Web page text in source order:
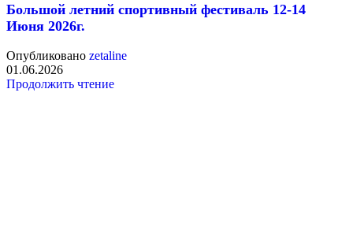
Большой летний спортивный фестиваль 12-14
Июня 2026г.
Опубликовано zetaline
01.06.2026
Продолжить чтение